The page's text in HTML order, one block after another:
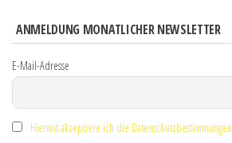
ANMELDUNG MONATLICHER NEWSLETTER
E-Mail-Adresse
Hiermit akzeptiere ich die Datenschutzbestimmungen